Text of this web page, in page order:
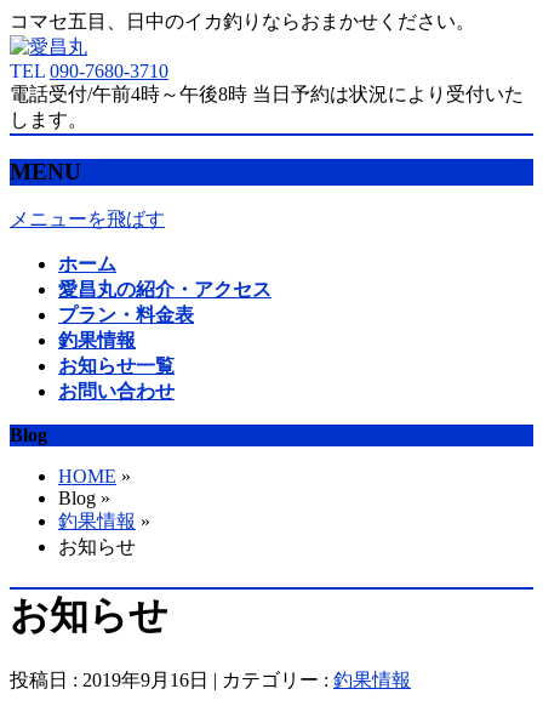
コマセ五目、日中のイカ釣りならおまかせください。
TEL 090-7680-3710
電話受付/午前4時～午後8時 当日予約は状況により受付いた
します。
MENU
メニューを飛ばす
ホーム
愛昌丸の紹介・アクセス
プラン・料金表
釣果情報
お知らせ一覧
お問い合わせ
Blog
HOME »
Blog »
釣果情報 »
お知らせ
お知らせ
投稿日 : 2019年9月16日 | カテゴリー : 釣果情報